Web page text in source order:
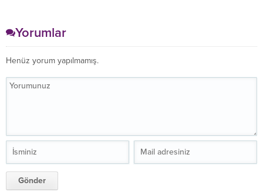
Yorumlar
Henüz yorum yapılmamış.